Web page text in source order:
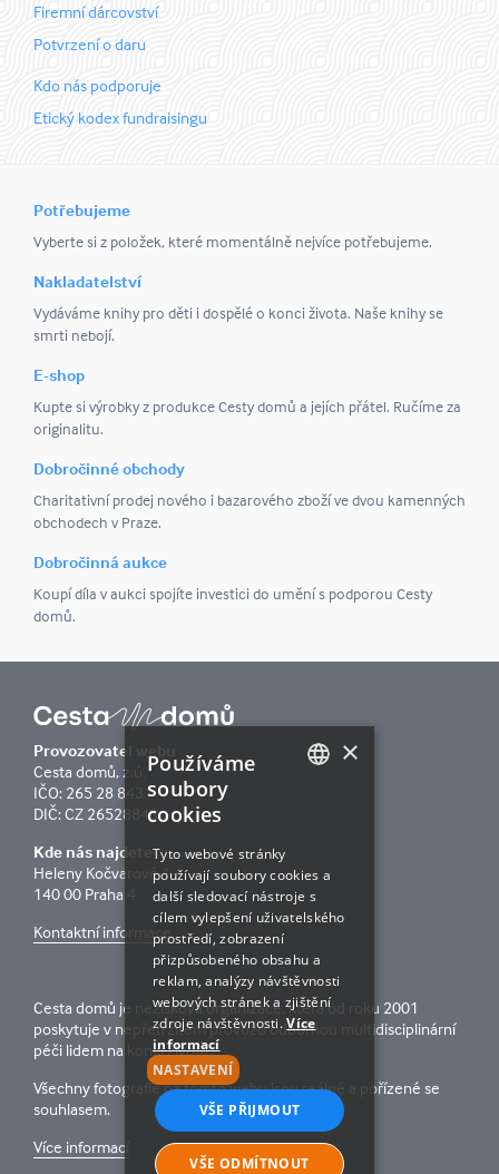
Firemní dárcovství
Potvrzení o daru
Kdo nás podporuje
Etický kodex fundraisingu
Potřebujeme
Vyberte si z položek, které momentálně nejvíce potřebujeme.
Nakladatelství
Vydáváme knihy pro děti i dospělé o konci života. Naše knihy se
smrti nebojí.
E-shop
Kupte si výrobky z produkce Cesty domů a jejích přátel. Ručíme za
originalitu.
Dobročinné obchody
Charitativní prodej nového i bazarového zboží ve dvou kamenných
obchodech v Praze.
Dobročinná aukce
Koupí díla v aukci spojíte investici do umění s podporou Cesty
domů.
Provozovatel webu
Cesta domů, z.ú.
IČO: 265 28 843
DIČ: CZ 26528843
Kde nás najdete
Heleny Kočvarové 1
140 00 Praha 4
Kontaktní informace
Cesta domů je nezisková organizace, která od roku 2001
poskytuje v nepřetržitém provozu odbornou multidisciplinární
péči lidem na konci života.
Všechny fotografie na tomto webu jsou reálné a pořízené se
souhlasem.
Více informací
×
Používáme
soubory
cookies
Tyto webové stránky
používají soubory cookies a
další sledovací nástroje s
cílem vylepšení uživatelského
prostředí, zobrazení
přizpůsobeného obsahu a
reklam, analýzy návštěvnosti
webových stránek a zjištění
zdroje návštěvnosti.Více
informací
NASTAVENÍ
VŠE PŘIJMOUT
VŠE ODMÍTNOUT